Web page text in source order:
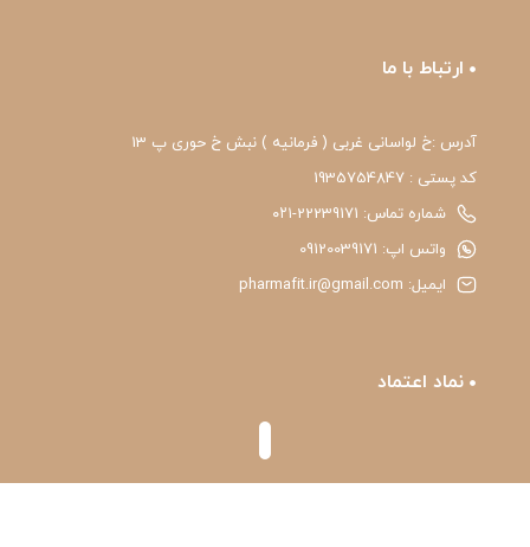
ارتباط با ما
آدرس :خ لواسانی غربی ( فرمانیه ) نبش خ حوری پ 13
کد پستی : 1935754847
شماره تماس: 22239171-۰۲۱
واتس اپ: 09120039171
ایمیل: pharmafit.ir@gmail.com
نماد اعتماد